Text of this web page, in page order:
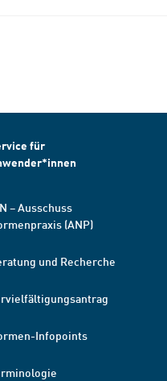
für
– Ausschuss
(ANP)
und Recherche
Infopoints